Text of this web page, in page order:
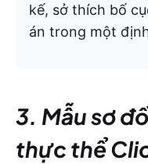
kế, sở thích bố
án trong một
3. Mẫu sơ
thực thể